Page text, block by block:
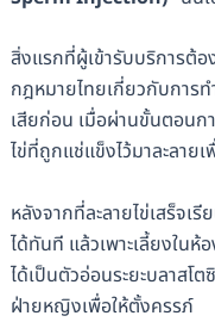
สิ่งแรกที่ผู้เข้ารับบริการต้
กฎหมายไทยเกี่ยวกับการ
เสียก่อน เมื่อผ่านขั้นตอนก
ไข่ที่ถูกแช่แข็งไว้มาละลาย
หลังจากที่ละลายไข่เสร็จเ
ได้ทันที แล้วเพาะเลี้ยงใน
ได้เป็นตัวอ่อนระยะบลาสโ
ฝ่ายหญิงเพื่อให้ตั้งครรภ์